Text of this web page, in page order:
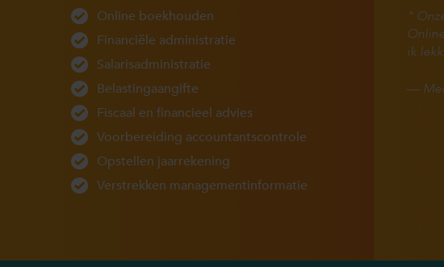
Online boekhouden
Financiële administratie
Salarisadministratie
Belastingaangifte
Fiscaal en financieel advies
Voorbereiding accountantscontrole
Opstellen jaarrekening
Verstrekken managementinformatie
ik
—